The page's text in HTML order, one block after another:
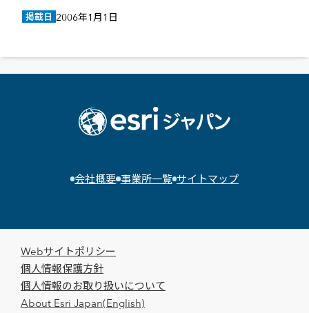
掲載日 2006年1月1日
会社概要 事業所一覧 サイトマップ
Webサイトポリシー
個人情報保護方針
個人情報のお取り扱いについて
About Esri Japan(English)